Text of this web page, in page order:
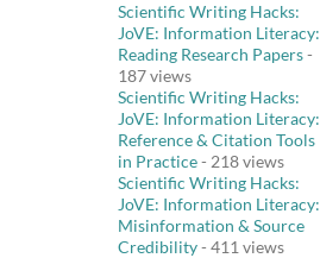
Scientific Writing Hacks:
JoVE: Information Literacy:
Reading Research Papers-
187 views
Scientific Writing Hacks:
JoVE: Information Literacy:
Reference & Citation Tools
in Practice- 218 views
Scientific Writing Hacks:
JoVE: Information Literacy:
Misinformation & Source
Credibility- 411 views